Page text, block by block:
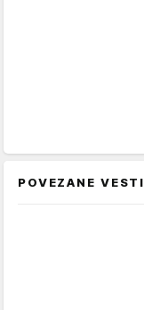
POVEZANE VESTI